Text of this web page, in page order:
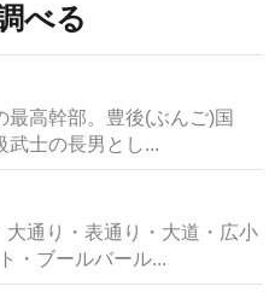
べる
最高幹部。豊後(ぶんご)国
武士の長男とし...
通り・表通り・大道・広小
・ブールバール...